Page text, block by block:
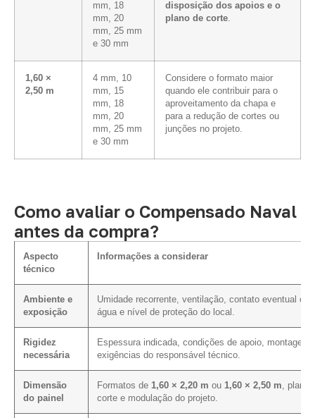
mm, 18
mm, 20
mm, 25 mm
e 30 mm
disposição dos apoios e o
plano de corte.
1,60 ×
2,50 m
4 mm, 10
mm, 15
mm, 18
mm, 20
mm, 25 mm
e 30 mm
Considere o formato maior
quando ele contribuir para o
aproveitamento da chapa e
para a redução de cortes ou
junções no projeto.
Como avaliar o Compensado Naval
antes da compra?
Aspecto
técnico
Informações a considerar
Ambiente e
exposição
Umidade recorrente, ventilação, contato eventual
água e nível de proteção do local.
Rigidez
necessária
Espessura indicada, condições de apoio, montagem
exigências do responsável técnico.
Dimensão
do painel
Formatos de 1,60 × 2,20 m ou 1,60 × 2,50 m, plano
corte e modulação do projeto.